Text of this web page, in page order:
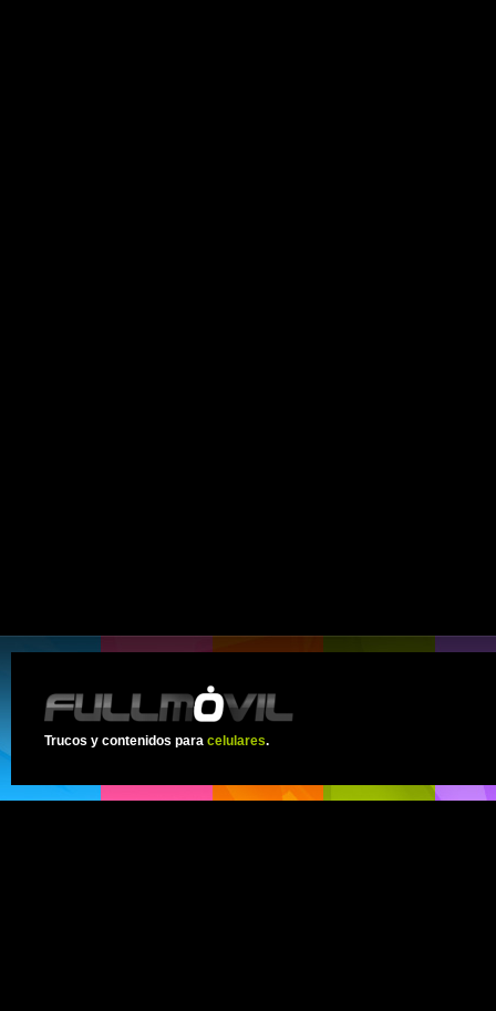
Trucos y contenidos para celulares.